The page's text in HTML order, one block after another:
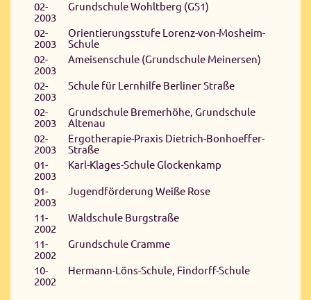
02-
2003
Grundschule Wohltberg (GS1)
02-
2003
Orientierungsstufe Lorenz-von-Mosheim-
Schule
02-
2003
Ameisenschule (Grundschule Meinersen)
02-
2003
Schule für Lernhilfe Berliner Straße
02-
2003
Grundschule Bremerhöhe, Grundschule
Altenau
02-
2003
Ergotherapie-Praxis Dietrich-Bonhoeffer-
Straße
01-
2003
Karl-Klages-Schule Glockenkamp
01-
2003
Jugendförderung Weiße Rose
11-
2002
Waldschule Burgstraße
11-
2002
Grundschule Cramme
10-
2002
Hermann-Löns-Schule, Findorff-Schule